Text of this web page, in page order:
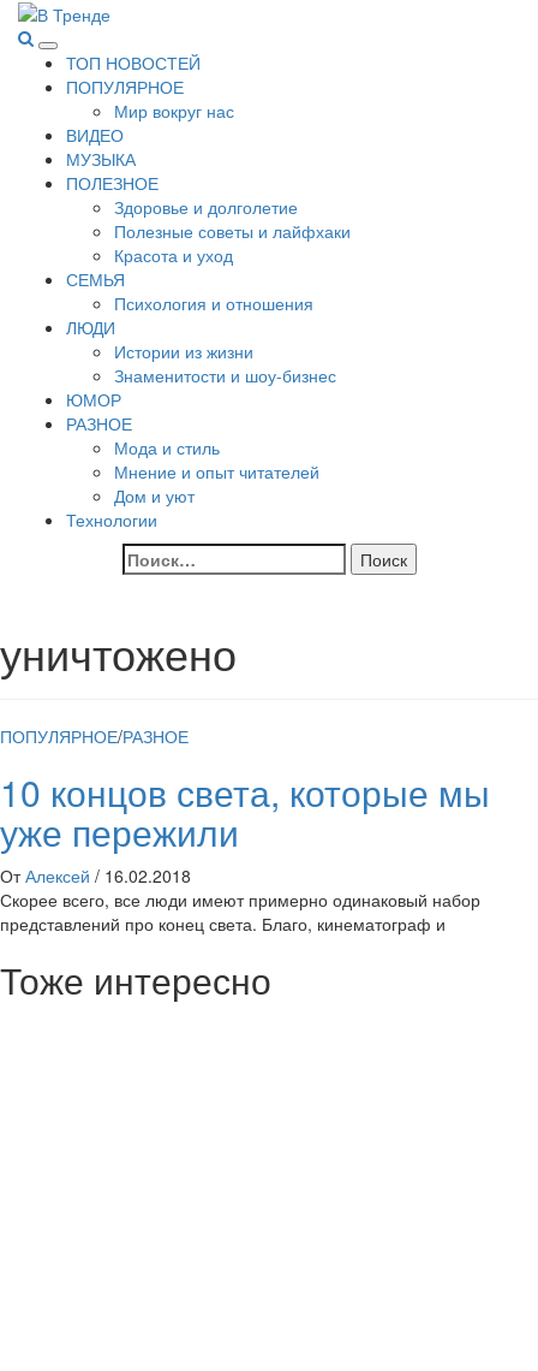
Перейти
содержимому
В Тренде
Самые свежие новости интернета
Основное
меню
ТОП НОВОСТЕЙ
ПОПУЛЯРНОЕ
Мир вокруг нас
ВИДЕО
МУЗЫКА
ПОЛЕЗНОЕ
Здоровье и долголетие
Полезные советы и лайфхаки
Красота и уход
СЕМЬЯ
Психология и отношения
ЛЮДИ
Истории из жизни
Знаменитости и шоу-бизнес
ЮМОР
РАЗНОЕ
Мода и стиль
Мнение и опыт читателей
Дом и уют
Технологии
Найти:
уничтожено
ПОПУЛЯРНОЕ/РАЗНОЕ
10 концов света, которые мы
уже пережили
От Алексей / 16.02.2018
Скорее всего, все люди имеют примерно одинаковый набор
представлений про конец света. Благо, кинематограф и
Тоже интересно